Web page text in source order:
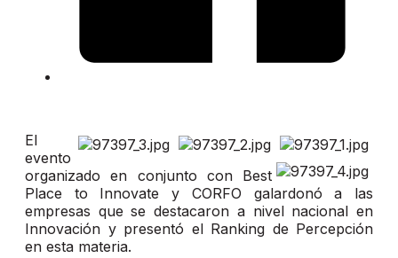
El
evento
organizado en conjunto con Best
Place to Innovate y CORFO galardonó a las
empresas que se destacaron a nivel nacional en
Innovación y presentó el Ranking de Percepción
en esta materia.